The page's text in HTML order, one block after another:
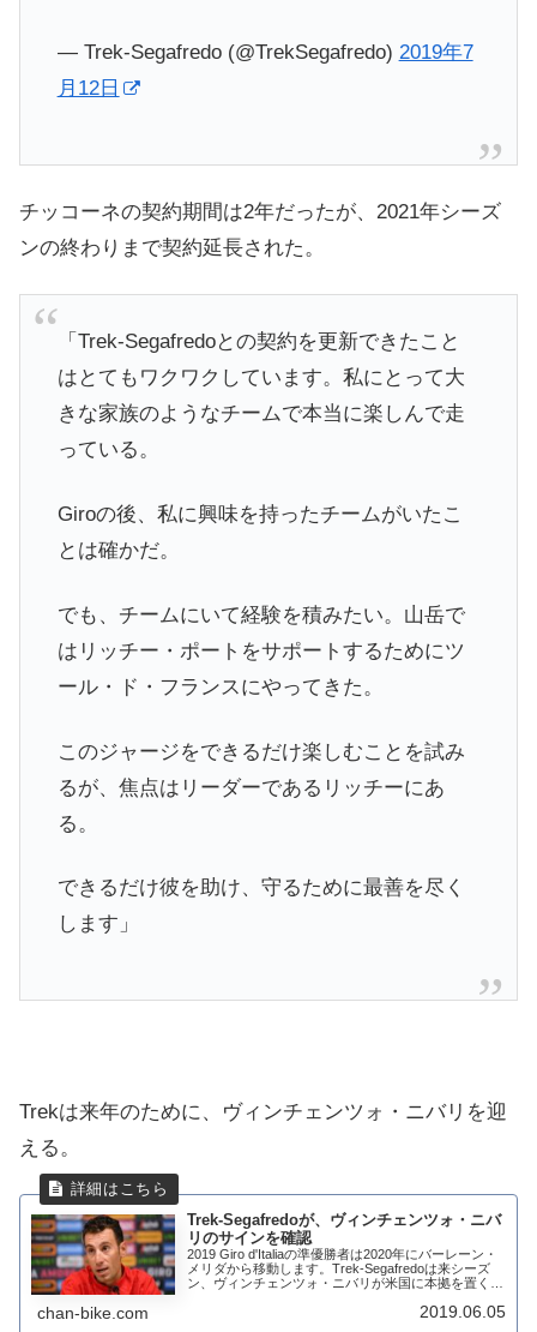
— Trek-Segafredo (@TrekSegafredo) 2019年7
月12日
チッコーネの契約期間は2年だったが、2021年シーズ
ンの終わりまで契約延長された。
「Trek-Segafredoとの契約を更新できたこと
はとてもワクワクしています。私にとって大
きな家族のようなチームで本当に楽しんで走
っている。
Giroの後、私に興味を持ったチームがいたこ
とは確かだ。
でも、チームにいて経験を積みたい。山岳で
はリッチー・ポートをサポートするためにツ
ール・ド・フランスにやってきた。
このジャージをできるだけ楽しむことを試み
るが、焦点はリーダーであるリッチーにあ
る。
できるだけ彼を助け、守るために最善を尽く
します」
Trekは来年のために、ヴィンチェンツォ・ニバリを迎
える。
Trek-Segafredoが、ヴィンチェンツォ・ニバ
リのサインを確認
2019 Giro d'Italiaの準優勝者は2020年にバーレーン・
メリダから移動します。Trek-Segafredoは来シーズ
ン、ヴィンチェンツォ・ニバリが米国に本拠を置くチ
chan-bike.com 2019.06.05